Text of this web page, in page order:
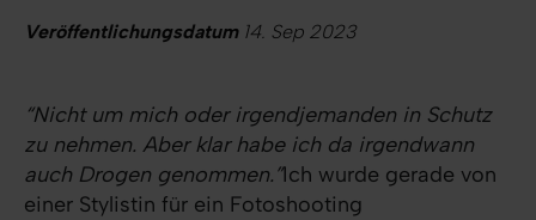
Veröffentlichungsdatum14. Sep 2023
“Nicht um mich oder irgendjemanden in Schutz
zu nehmen. Aber klar habe ich da irgendwann
auch Drogen genommen.”Ich wurde gerade von
einer Stylistin für ein Fotoshooting